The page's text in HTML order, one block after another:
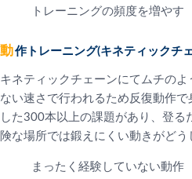
トレーニングの頻度を増やす
動作トレーニング(キネティックチ
キネティックチェーンにてムチの
ない速さで行われるため反復動作で
した300本以上の課題があり、登
険な場所では鍛えにくい動きがどう
まったく経験していない動作